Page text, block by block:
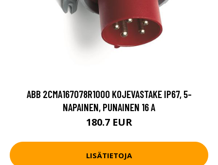
ABB 2CMA167078R1000 KOJEVASTAKE IP67, 5-
NAPAINEN, PUNAINEN 16 A
180.7 EUR
LISÄTIETOJA